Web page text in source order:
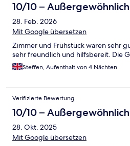
10/10 – Außergewöhnlich
28. Feb. 2026
Mit Google übersetzen
Zimmer und Frühstück waren sehr
sehr freundlich und hilfsbereit. Die
Steffen, Aufenthalt von 4 Nächten
Verifizierte Bewertung
10/10 – Außergewöhnlich
28. Okt. 2025
Mit Google übersetzen